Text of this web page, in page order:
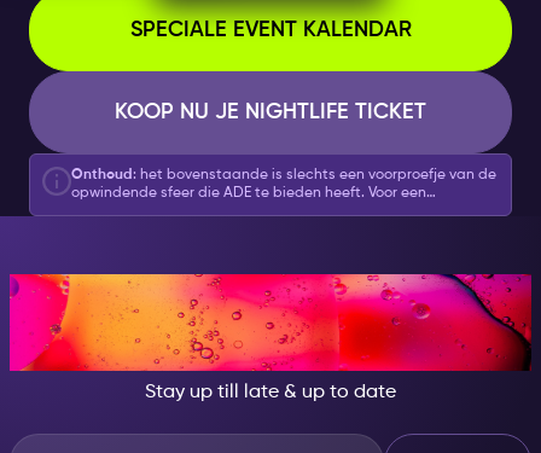
SPECIALE EVENT KALENDAR
KOOP NU JE NIGHTLIFE TICKET
Onthoud : het bovenstaande is slechts een voorproefje van de
opwindende sfeer die ADE te bieden heeft. Voor een
AT NIGHT, BECOME
SOMEONE GREAT!
Stay up till late & up to date